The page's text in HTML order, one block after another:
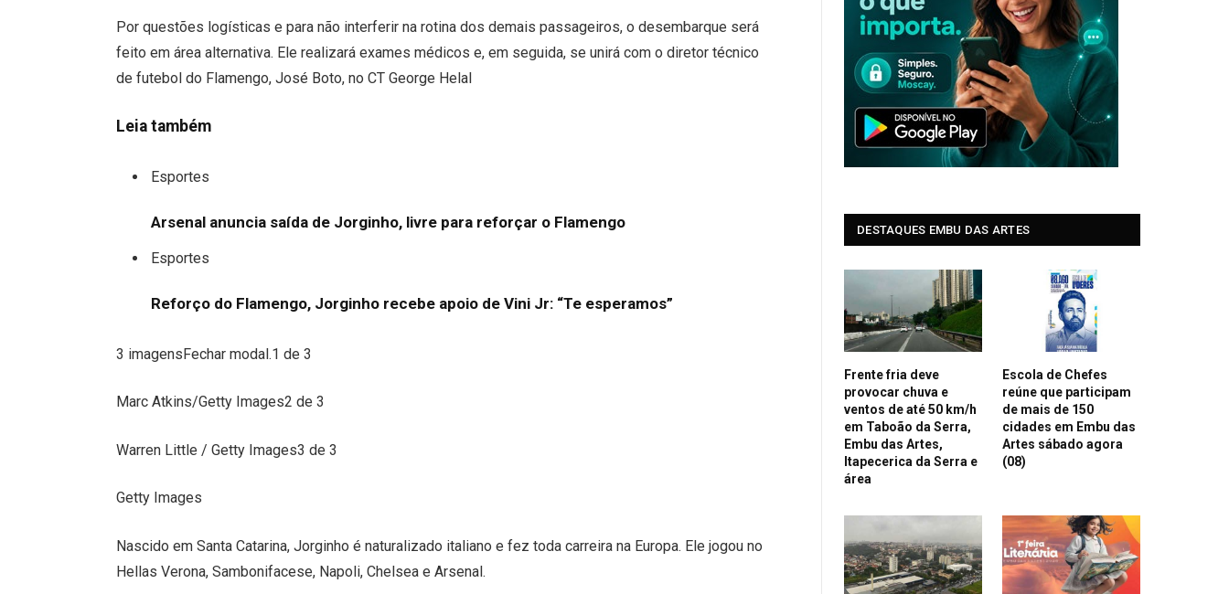
Por questões logísticas e para não interferir na rotina dos demais passageiros, o desembarque será
feito em área alternativa. Ele realizará exames médicos e, em seguida, se unirá com o diretor técnico
de futebol do Flamengo, José Boto, no CT George Helal
Leia também
Esportes
Arsenal anuncia saída de Jorginho, livre para reforçar o Flamengo
Esportes
Reforço do Flamengo, Jorginho recebe apoio de Vini Jr: “Te esperamos”
3 imagensFechar modal.1 de 3
Marc Atkins/Getty Images2 de 3
Warren Little / Getty Images3 de 3
Getty Images
Nascido em Santa Catarina, Jorginho é naturalizado italiano e fez toda carreira na Europa. Ele jogou no
Hellas Verona, Sambonifacese, Napoli, Chelsea e Arsenal.
DESTAQUES EMBU DAS ARTES
Frente fria deve
provocar chuva e
ventos de até 50 km/h
em Taboão da Serra,
Embu das Artes,
Itapecerica da Serra e
área
Escola de Chefes
reúne que participam
de mais de 150
cidades em Embu das
Artes sábado agora
(08)